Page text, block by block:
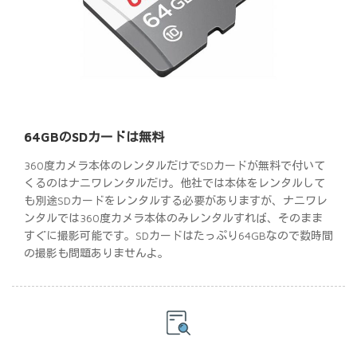
64GBのSDカードは無料
360度カメラ本体のレンタルだけでSDカードが無料で付いて
くるのはナニワレンタルだけ。他社では本体をレンタルして
も別途SDカードをレンタルする必要がありますが、ナニワレ
ンタルでは360度カメラ本体のみレンタルすれば、そのまま
すぐに撮影可能です。SDカードはたっぷり64GBなので数時間
の撮影も問題ありませんよ。